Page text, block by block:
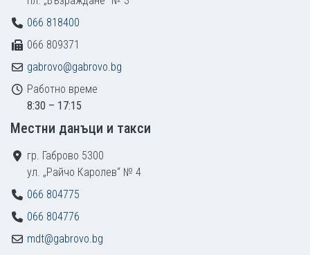
066 818400
066 809371
gabrovo@gabrovo.bg
Работно време
8:30 – 17:15
Местни данъци и такси
гр. Габрово 5300
ул. „Райчо Каролев“ № 4
066 804775
066 804776
mdt@gabrovo.bg